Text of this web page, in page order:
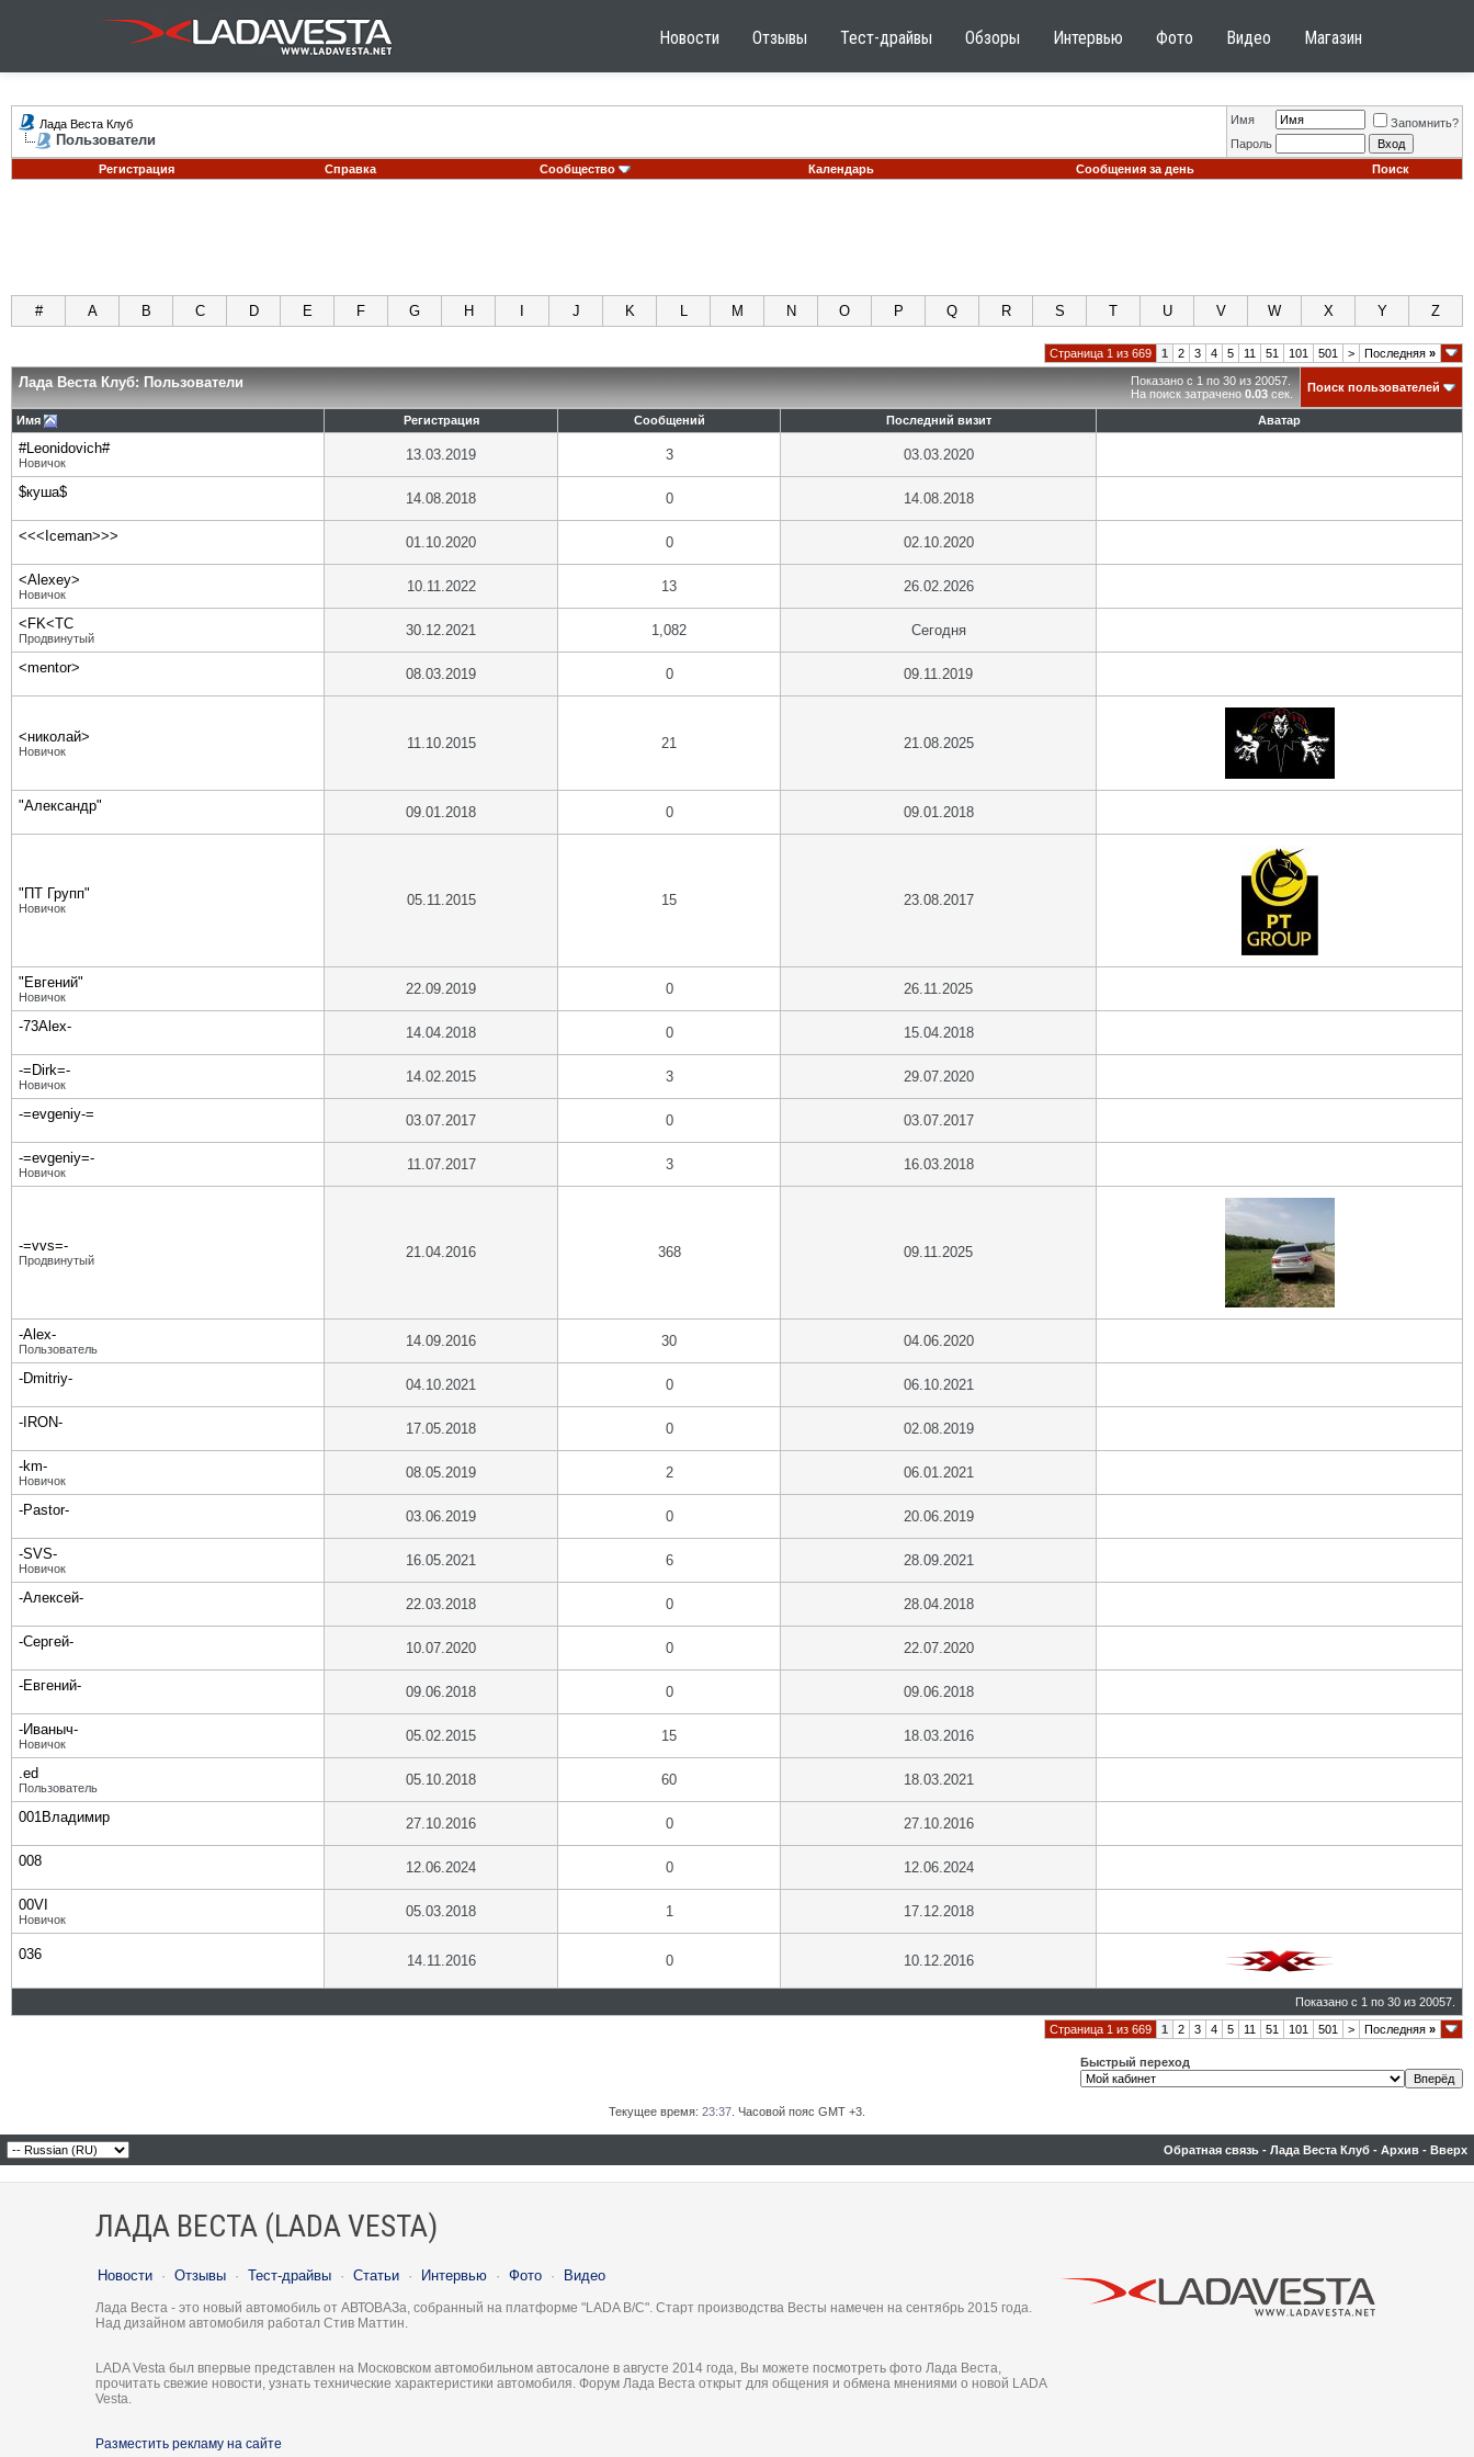
Новости Отзывы Тест-драйвы Обзоры Интервью Фото Видео Магазин
Лада Веста Клуб
Пользователи
Имя
Запомнить?
Пароль
Регистрация
Справка Сообщество Календарь Сообщения за день Поиск
# A B C D E F G H J K L M N O P Q R S T U V W X Y Z
Страница 1 из 669 1 2 3 4 5 11 51 101 501 > Последняя »
Показано с 1 по 30 из 20057.
На поиск затрачено 0.03 сек.
Лада Веста Клуб: Пользователи Поиск пользователей
Имя Регистрация Сообщений Последний визит Аватар
#Leonidovich#
Новичок 13.03.2019 3 03.03.2020
$куша$ 14.08.2018 0 14.08.2018
<<<Iceman>>> 01.10.2020 0 02.10.2020
<Alexey>
Новичок 10.11.2022 13 26.02.2026
<FK<TC
Продвинутый 30.12.2021 1,082 Сегодня
<mentor> 08.03.2019 0 09.11.2019
<николай>
Новичок 11.10.2015 21 21.08.2025
"Александр" 09.01.2018 0 09.01.2018
"ПТ Групп"
Новичок 05.11.2015 15 23.08.2017
"Евгений"
Новичок 22.09.2019 0 26.11.2025
-73Alex- 14.04.2018 0 15.04.2018
-=Dirk=-
Новичок 14.02.2015 3 29.07.2020
-=evgeniy-= 03.07.2017 0 03.07.2017
-=evgeniy=-
Новичок 11.07.2017 3 16.03.2018
-=vvs=-
Продвинутый 21.04.2016 368 09.11.2025
-Alex-
Пользователь 14.09.2016 30 04.06.2020
-Dmitriy- 04.10.2021 0 06.10.2021
-IRON- 17.05.2018 0 02.08.2019
-km-
Новичок 08.05.2019 2 06.01.2021
-Pastor- 03.06.2019 0 20.06.2019
-SVS-
Новичок 16.05.2021 6 28.09.2021
-Алексей- 22.03.2018 0 28.04.2018
-Сергей- 10.07.2020 0 22.07.2020
-Евгений- 09.06.2018 0 09.06.2018
-Иваныч-
Новичок 05.02.2015 15 18.03.2016
.ed
Пользователь 05.10.2018 60 18.03.2021
001Владимир 27.10.2016 0 27.10.2016
008 12.06.2024 0 12.06.2024
00VI
Новичок 05.03.2018 1 17.12.2018
036 14.11.2016 0 10.12.2016
Показано с 1 по 30 из 20057.
Страница 1 из 669 1 2 3 4 5 11 51 101 501 > Последняя »
Быстрый переход
Текущее время: 23:37 . Часовой пояс GMT +3.
Обратная связь - Лада Веста Клуб - Архив - Вверх
ЛАДА ВЕСТА (LADA VESTA)
Новости · Отзывы · Тест-драйвы · Статьи · Интервью · Фото · Видео
Лада Веста - это новый автомобиль от АВТОВАЗа, собранный на платформе "LADA B/C". Старт производства Весты намечен на сентябрь 2015 года.
Над дизайном автомобиля работал Стив Маттин.
LADA Vesta был впервые представлен на Московском автомобильном автосалоне в августе 2014 года, Вы можете посмотреть фото Лада Веста,
прочитать свежие новости, узнать технические характеристики автомобиля. Форум Лада Веста открыт для общения и обмена мнениями о новой LADA
Vesta.
Разместить рекламу на сайте